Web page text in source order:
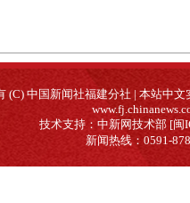
(C) 中国新闻社福建分社 | 本站中
技术支持：中新网技术部 [闽
新闻热线：0591-